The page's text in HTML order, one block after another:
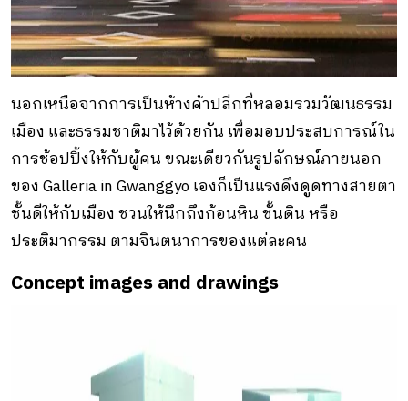
นอกเหนือจากการเป็นห้างค้าปลีกที่หลอมรวมวัฒนธรรม
เมือง และธรรมชาติมาไว้ด้วยกัน เพื่อมอบประสบการณ์ใน
การช้อปปิ้งให้กับผู้คน ขณะเดียวกันรูปลักษณ์ภายนอก
ของ Galleria in Gwanggyo เองก็เป็นแรงดึงดูดทางสายตา
ชั้นดีให้กับเมือง ชวนให้นึกถึงก้อนหิน ชั้นดิน หรือ
ประติมากรรม ตามจินตนาการของแต่ละคน
Concept images and drawings